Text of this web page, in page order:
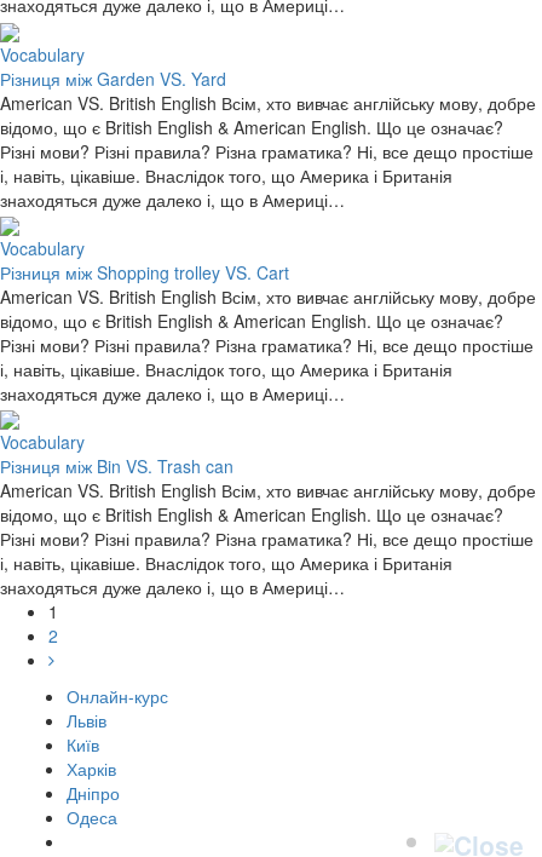
знаходяться дуже далеко і, що в Америці…
Vocabulary
Різниця між Garden VS. Yard
American VS. British English Всім, хто вивчає англійську мову, добре
відомо, що є British English & American English. Що це означає?
Різні мови? Різні правила? Різна граматика? Ні, все дещо простіше
і, навіть, цікавіше. Внаслідок того, що Америка і Британія
знаходяться дуже далеко і, що в Америці…
Vocabulary
Різниця між Shopping trolley VS. Cart
American VS. British English Всім, хто вивчає англійську мову, добре
відомо, що є British English & American English. Що це означає?
Різні мови? Різні правила? Різна граматика? Ні, все дещо простіше
і, навіть, цікавіше. Внаслідок того, що Америка і Британія
знаходяться дуже далеко і, що в Америці…
Vocabulary
Різниця між Bin VS. Trash can
American VS. British English Всім, хто вивчає англійську мову, добре
відомо, що є British English & American English. Що це означає?
Різні мови? Різні правила? Різна граматика? Ні, все дещо простіше
і, навіть, цікавіше. Внаслідок того, що Америка і Британія
знаходяться дуже далеко і, що в Америці…
1
2
Онлайн-курс
Львів
Київ
Харків
Дніпро
Одеса